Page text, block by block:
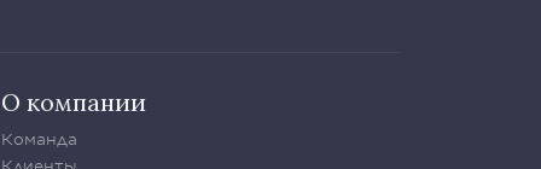
О компании
Команда